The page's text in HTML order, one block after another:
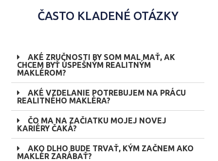
ČASTO KLADENÉ OTÁZKY
AKÉ ZRUČNOSTI BY SOM MAL MAŤ, AK
CHCEM BYŤ ÚSPEŠNÝM REALITNÝM
MAKLÉROM?
AKÉ VZDELANIE POTREBUJEM NA PRÁCU
REALITNÉHO MAKLÉRA?
ČO MA NA ZAČIATKU MOJEJ NOVEJ
KARIÉRY ČAKÁ?
AKO DLHO BUDE TRVAŤ, KÝM ZAČNEM AKO
MAKLÉR ZARÁBAŤ?